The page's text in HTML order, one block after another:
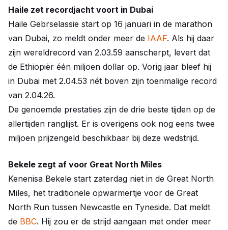
Haile zet recordjacht voort in Dubai
Haile Gebrselassie start op 16 januari in de marathon
van Dubai, zo meldt onder meer de IAAF. Als hij daar
zijn wereldrecord van 2.03.59 aanscherpt, levert dat
de Ethiopiër één miljoen dollar op. Vorig jaar bleef hij
in Dubai met 2.04.53 nét boven zijn toenmalige record
van 2.04.26.
De genoemde prestaties zijn de drie beste tijden op de
allertijden ranglijst. Er is overigens ook nog eens twee
miljoen prijzengeld beschikbaar bij deze wedstrijd.
Bekele zegt af voor Great North Miles
Kenenisa Bekele start zaterdag niet in de Great North
Miles, het traditionele opwarmertje voor de Great
North Run tussen Newcastle en Tyneside. Dat meldt
de BBC. Hij zou er de strijd aangaan met onder meer